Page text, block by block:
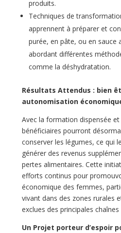
produits.
Techniques de
apprennent à préparer et
purée, en pâte, ou en sauce
abordant différentes
comme la déshydratation.
Résultats Attendus : bien
autonomisation
Avec la formation dispensée
bénéficiaires pourront
conserver les légumes, ce qui
générer des revenus
pertes alimentaires. Cette
efforts continus pour
économique des femmes,
vivant dans des zones rurales
exclues des principales chaînes
Un Projet porteur d’espoir